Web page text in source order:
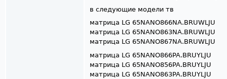
в следующие модели тв
матрица LG 65NANO866NA.BRUWLJU
матрица LG 65NANO863NA.BRUWLJU
матрица LG 65NANO867NA.BRUWLJU
матрица LG 65NANO866PA.BRUYLJU
матрица LG 65NANO856PA.BRUYLJU
матрица LG 65NANO863PA.BRUYLJU